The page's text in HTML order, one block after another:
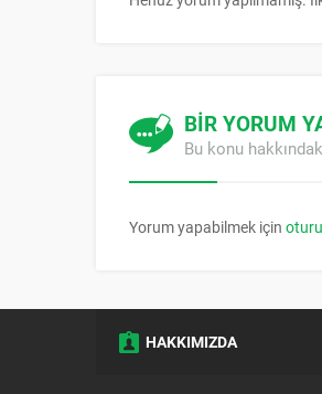
BİR YORUM
Bu konu
Yorum yapabilmek için
HAKKIMIZDA